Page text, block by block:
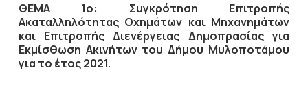
ΘΕΜΑ 1ο: Συγκρότηση Επιτροπής
Aκαταλληλότητας Οχημάτων και Μηχανημάτων
και Επιτροπής Διενέργειας Δημοπρασίας για
Εκμίσθωση Ακινήτων του Δήμου Μυλοποτάμου
για το έτος 2021.